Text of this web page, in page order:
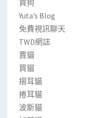
買狗
Yuta’s Blog
免費視訊聊天
TWD網誌
賣貓
買貓
摺耳貓
捲耳貓
波斯貓